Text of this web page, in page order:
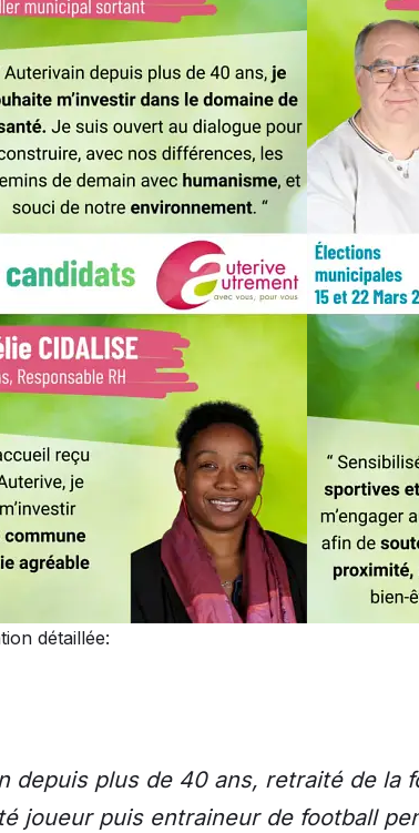
détaillée:
depuis plus de 40 ans, retraité de la
joueur puis entraineur de football